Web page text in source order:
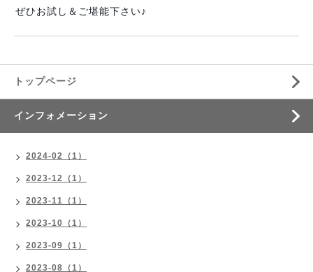
ぜひお試し＆ご堪能下さい♪
トップページ
インフォメーション
2024-02（1）
2023-12（1）
2023-11（1）
2023-10（1）
2023-09（1）
2023-08（1）